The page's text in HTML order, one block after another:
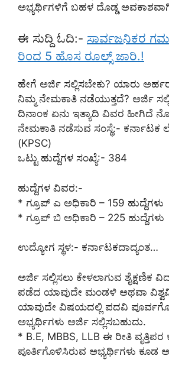
ಅಭ್ಯರ್ಥಿಗಳಿಗೆ ಬಹಳ ದೊಡ್ಡ
ಈ ಸುದ್ದಿ ಓದಿ:- ಸಾರ್ವಜನಿಕರ
ರಿಂದ 5 ಹೊಸ ರೂಲ್ಸ್ ಜಾರಿ.!
ಹೇಗೆ ಅರ್ಜಿ ಸಲ್ಲಿಸಬೇಕು? ಯಾರು
ನಿಮ್ಮ ನೇಮಕಾತಿ ನಡೆಯುತ್ತದೆ? ಅರ್ಜಿ
ದಿನಾಂಕ ಏನು ಇತ್ಯಾದಿ ವಿವರ ಹೀಗಿದೆ
ನೇಮಕಾತಿ ನಡೆಸುವ ಸಂಸ್ಥೆ:-
(KPSC)
ಒಟ್ಟು ಹುದ್ದೆಗಳ ಸಂಖ್ಯೆ:- 384
ಹುದ್ದೆಗಳ ವಿವರ:-
* ಗ್ರೂಪ್ ಎ ಅಧಿಕಾರಿ – 159 ಹುದ್ದೆಗಳು
* ಗ್ರೂಪ್ ಬಿ ಅಧಿಕಾರಿ – 225 ಹುದ್ದೆಗಳು
ಉದ್ಯೋಗ ಸ್ಥಳ:- ಕರ್ನಾಟಕದಾದ್ಯಂತ…
ಅರ್ಜಿ ಸಲ್ಲಿಸಲು ಕೇಳಲಾಗುವ ಶೈಕ್ಷಣಿಕ
ಪಡೆದ ಯಾವುದೇ ಮಂಡಳಿ ಅಥವಾ
ಯಾವುದೇ ವಿಷಯದಲ್ಲಿ ಪದವಿ
ಅಭ್ಯರ್ಥಿಗಳು ಅರ್ಜಿ ಸಲ್ಲಿಸಬಹುದು.
* B.E, MBBS, LLB ಈ ರೀತಿ
ಪೂರ್ತಿಗೊಳಿಸಿರುವ ಅಭ್ಯರ್ಥಿಗಳು ಕೂಡ